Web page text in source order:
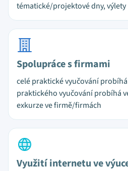
tématické/projektové dny, výlety
Spolupráce s firmami
celé praktické vyučování
praktického vyučování probíhá
exkurze ve firmě/firmách
Využití internetu ve